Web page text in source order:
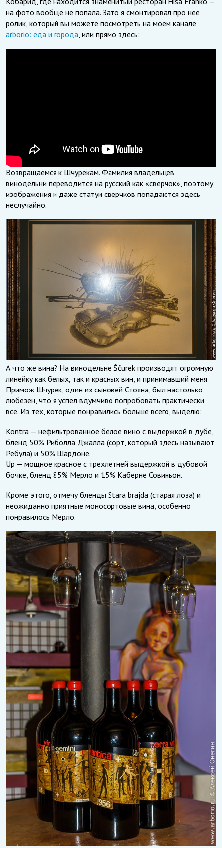
на фото вообще не попала. Зато я смонтировал про нее
ролик, который вы можете посмотреть на моем канале
arborio: еда и города , или прямо здесь:
Возвращаемся к Шчурекам. Фамилия владельцев
винодельни переводится на русский как «сверчок», поэтому
изображения и даже статуи сверчков попадаются здесь
неслучайно.
А что же вина? На винодельне Ščurek производят огромную
линейку как белых, так и красных вин, и принимавший меня
Примож Шчурек, один из сыновей Стояна, был настолько
любезен, что я успел вдумчиво попробовать практически
все. Из тех, которые понравились больше всего, выделю:
Kontra — нефильтрованное белое вино с выдержкой в дубе,
бленд 50% Риболла Джалла (сорт, который здесь называют
Ребула) и 50% Шардоне.
Up — мощное красное с трехлетней выдержкой в дубовой
бочке, бленд 85% Мерло и 15% Каберне Совиньон.
Кроме этого, отмечу бленды Stara brajda (старая лоза) и
неожиданно приятные моносортовые вина, особенно
понравилось Мерло.